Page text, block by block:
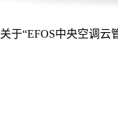
于“EFOS中央空调云